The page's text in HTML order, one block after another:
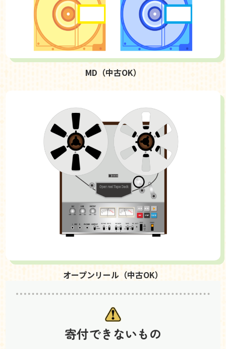
MD（中古OK）
オープンリール（中古OK）
寄付できないもの